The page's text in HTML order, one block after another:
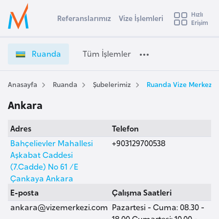
Ülke Seçimi
Başvuru yapmak istediğiniz ülkeyi seçin
Üye
Girişi
u
n
d
a
İ
ş
l
e
l
e
e
t
Referanslarımız Vize İşlemleri
Hızlı
Erişim
Ruanda Tüm İşlemler
Anasayfa Ruanda Şubelerimiz Ruanda Vize Merkezi,
Ankara
Adres
Bahçelievler Mahallesi
Aşkabat Caddesi
(7.Cadde) No 61 /E
Çankaya Ankara
Telefon
+903129700538
E-posta
ankara@vizemerkezi.com
Çalışma Saatleri
Pazartesi - Cuma: 08.30 -
s
t
r
a
v
u
s
t
u
r
y